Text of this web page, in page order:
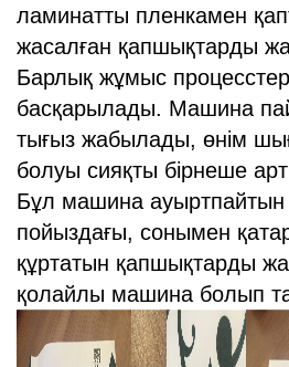
ламинатты пленкамен
жасалған қапшықтарды
Барлық жұмыс
басқарылады. Машина
тығыз жабылады, өнім
болуы сияқты бірнеше
Бұл машина ауыртпайтын
пойыздағы, сонымен қатар
құртатын қапшықтарды
қолайлы машина болып